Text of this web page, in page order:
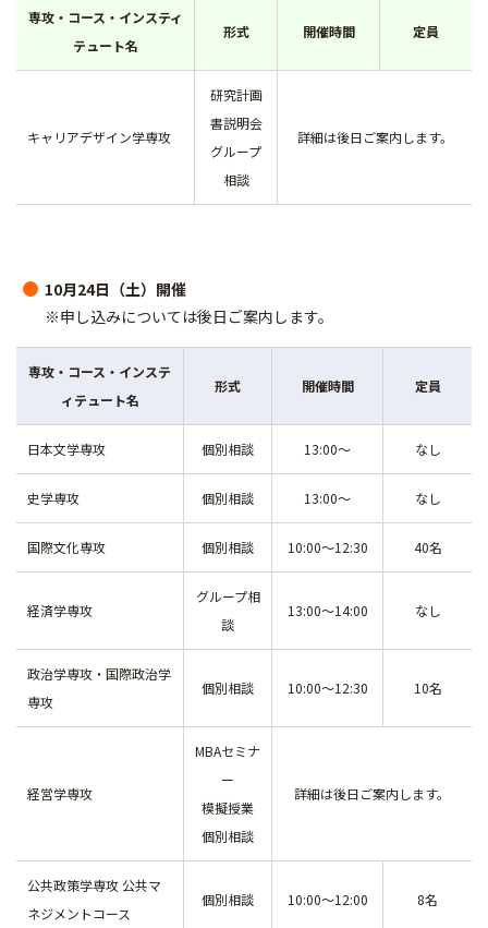
専攻・コース・インスティ
テュート名
形式 開催時間 定員
キャリアデザイン学専攻
研究計画
書説明会
グループ
相談
詳細は後日ご案内します。
10月24日（土）開催
※申し込みについては後日ご案内します。
専攻・コース・インステ
ィテュート名
形式 開催時間 定員
日本文学専攻 個別相談 13:00～ なし
史学専攻 個別相談 13:00～ なし
国際文化専攻 個別相談 10:00～12:30 40名
経済学専攻
グループ相
談
13:00～14:00 なし
政治学専攻・国際政治学
専攻
個別相談 10:00～12:30 10名
経営学専攻
MBAセミナ
ー
模擬授業
個別相談
詳細は後日ご案内します。
公共政策学専攻 公共マ
ネジメントコース
個別相談 10:00～12:00 8名